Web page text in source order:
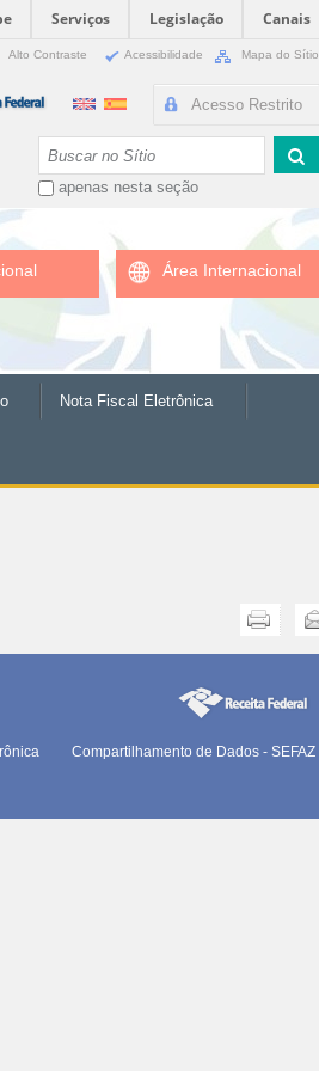
Serviços Legislação
Canais
Alto Contraste Acessibilidade Mapa do Sítio
Acesso Restrito
apenas nesta seção
Área Internacional
Nota Fiscal Eletrônica
Enviar
Compartilhamento de Dados - SEFAZ